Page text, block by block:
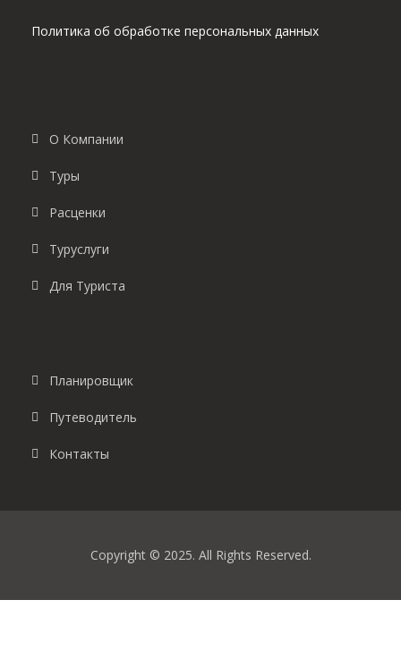
Политика об обработке персональных данных
О Компании
Туры
Расценки
Туруслуги
Для Туриста
Планировщик
Путеводитель
Контакты
Copyright © 2025. All Rights Reserved.